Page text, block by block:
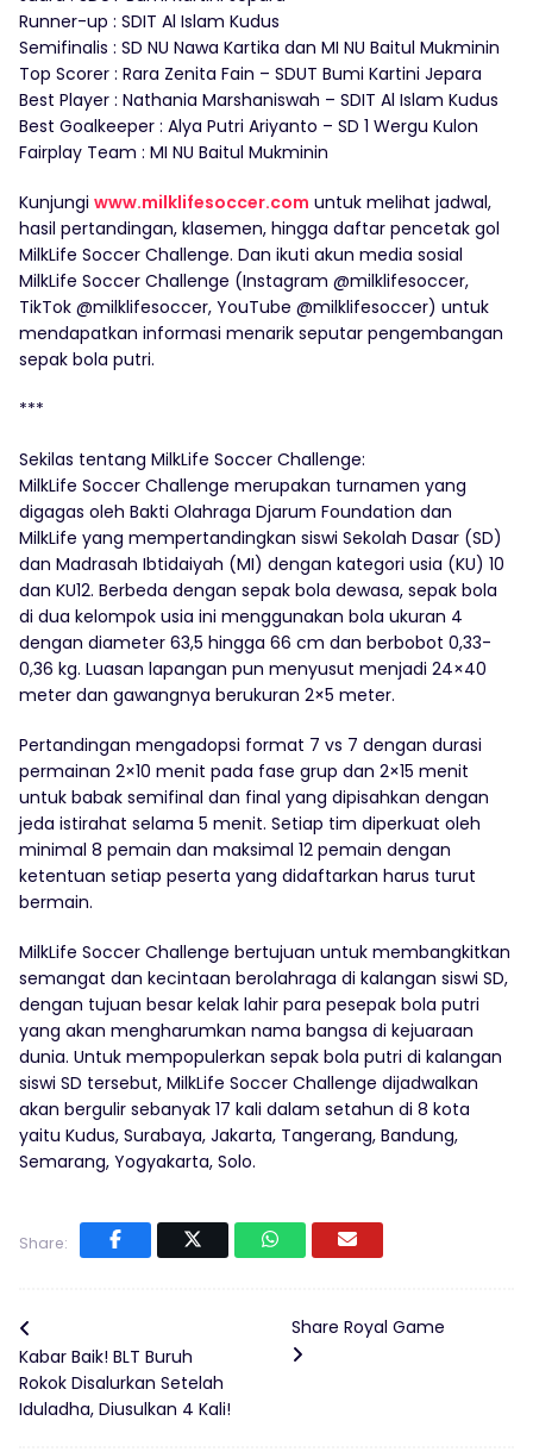
Runner-up : SDIT Al Islam Kudus
Semifinalis : SD NU Nawa Kartika dan MI NU Baitul Mukminin
Top Scorer : Rara Zenita Fain – SDUT Bumi Kartini Jepara
Best Player : Nathania Marshaniswah – SDIT Al Islam Kudus
Best Goalkeeper : Alya Putri Ariyanto – SD 1 Wergu Kulon
Fairplay Team : MI NU Baitul Mukminin
Kunjungi www.milklifesoccer.com untuk melihat jadwal,
hasil pertandingan, klasemen, hingga daftar pencetak gol
MilkLife Soccer Challenge. Dan ikuti akun media sosial
MilkLife Soccer Challenge (Instagram @milklifesoccer,
TikTok @milklifesoccer, YouTube @milklifesoccer) untuk
mendapatkan informasi menarik seputar pengembangan
sepak bola putri.
***
Sekilas tentang MilkLife Soccer Challenge:
MilkLife Soccer Challenge merupakan turnamen yang
digagas oleh Bakti Olahraga Djarum Foundation dan
MilkLife yang mempertandingkan siswi Sekolah Dasar (SD)
dan Madrasah Ibtidaiyah (MI) dengan kategori usia (KU) 10
dan KU12. Berbeda dengan sepak bola dewasa, sepak bola
di dua kelompok usia ini menggunakan bola ukuran 4
dengan diameter 63,5 hingga 66 cm dan berbobot 0,33-
0,36 kg. Luasan lapangan pun menyusut menjadi 24×40
meter dan gawangnya berukuran 2×5 meter.
Pertandingan mengadopsi format 7 vs 7 dengan durasi
permainan 2×10 menit pada fase grup dan 2×15 menit
untuk babak semifinal dan final yang dipisahkan dengan
jeda istirahat selama 5 menit. Setiap tim diperkuat oleh
minimal 8 pemain dan maksimal 12 pemain dengan
ketentuan setiap peserta yang didaftarkan harus turut
bermain.
MilkLife Soccer Challenge bertujuan untuk membangkitkan
semangat dan kecintaan berolahraga di kalangan siswi SD,
dengan tujuan besar kelak lahir para pesepak bola putri
yang akan mengharumkan nama bangsa di kejuaraan
dunia. Untuk mempopulerkan sepak bola putri di kalangan
siswi SD tersebut, MilkLife Soccer Challenge dijadwalkan
akan bergulir sebanyak 17 kali dalam setahun di 8 kota
yaitu Kudus, Surabaya, Jakarta, Tangerang, Bandung,
Semarang, Yogyakarta, Solo.
Share:
Kabar Baik! BLT Buruh
Rokok Disalurkan Setelah
Iduladha, Diusulkan 4 Kali!
Share Royal Game